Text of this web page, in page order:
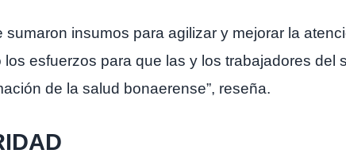
sumaron insumos para agilizar y mejorar la
los esfuerzos para que las y los trabajadores
de la salud bonaerense”, reseña.